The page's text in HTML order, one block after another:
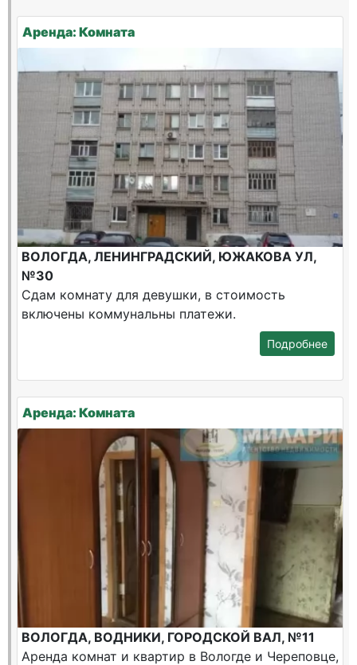
Аренда: Комната
ВОЛОГДА, ЛЕНИНГРАДСКИЙ, ЮЖАКОВА УЛ,
№30
Сдам комнату для девушки, в стоимость
включены коммунальны платежи.
Подробнее
Аренда: Комната
ВОЛОГДА, ВОДНИКИ, ГОРОДСКОЙ ВАЛ, №11
Аренда комнат и квартир в Вологде и Череповце,